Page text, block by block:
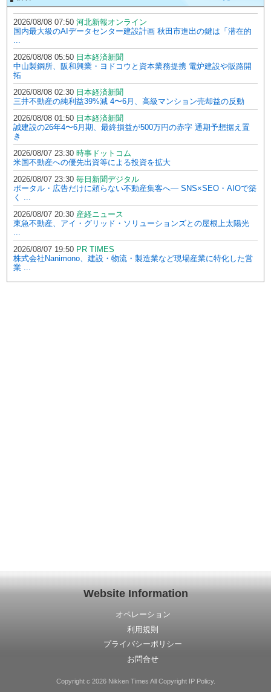
2026/08/08 07:50 河北新報オンライン
国内最大級のAIデータセンター建設計画 秋田市進出の鍵は「潜在的
...
2026/08/08 05:50 日本経済新聞
中山製鋼所、阪和興業・ヨドコウと資本業務提携 電炉建設や販路開
拓
2026/08/08 02:30 日本経済新聞
三井不動産の純利益39%減 4〜6月、高級マンション売却益の反動
2026/08/08 01:50 日本経済新聞
誠建設の26年4〜6月期、最終損益が500万円の赤字 通期予想据え置
き
2026/08/07 23:30 時事ドットコム
米国不動産への優先出資等による投資を拡大
2026/08/07 23:30 毎日新聞デジタル
ポータル・広告だけに頼らない不動産集客へ― SNS×SEO・AIOで築
く ...
2026/08/07 20:30 産経ニュース
東急不動産、アイ・グリッド・ソリューションズとの屋根上太陽光
...
2026/08/07 19:50 PR TIMES
株式会社Nanimono、建設・物流・製造業など現場産業に特化した営
業 ...
Website Information
オペレーション
利用規則
プライバシーポリシー
お問合せ
Copyright c 2026 Nikken Times All Copyright IP Policy.